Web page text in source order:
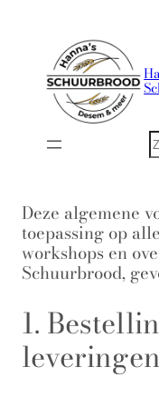
inhoud
Deze algemene
toepassing op
workshops en
Schuurbrood,
1.
leveringen